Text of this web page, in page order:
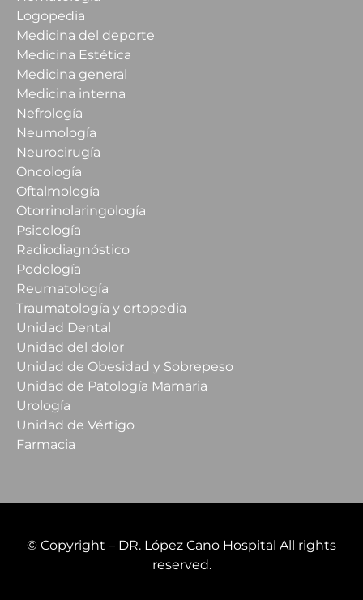
Logopedia
Medicina del deporte
Medicina Estética
Medicina general
Medicina interna
Nefrología
Neumología
Neurocirugía
Oncología
Oftalmología
Otorrinolaringología
Psicología
Radiodiagnóstico
Podología
Reumatología
Traumatología y ortopedia
Unidad Dental
Unidad del dolor
Unidad de Obesidad y Sobrepeso
Unidad de Patología Mamaria
Urología
Unidad de Vértigo
Farmacia
© Copyright – DR. López Cano Hospital All rights
reserved.